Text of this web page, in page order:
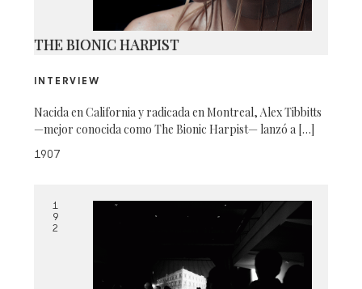
THE BIONIC HARPIST
INTERVIEW
Nacida en California y radicada en Montreal, Alex Tibbitts
—mejor conocida como The Bionic Harpist— lanzó a […]
1907
1
9
2